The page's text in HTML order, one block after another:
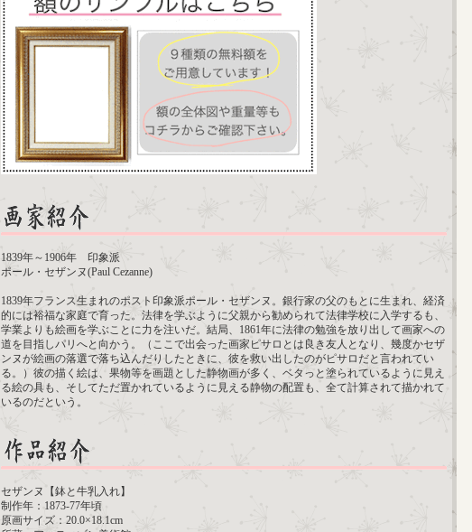
1839年～1906年 印象派
ポール・セザンヌ(Paul Cezanne)
1839年フランス生まれのポスト印象派ポール・セザンヌ。銀行家の父のもとに生まれ、経済
的には裕福な家庭で育った。法律を学ぶように父親から勧められて法律学校に入学するも、
学業よりも絵画を学ぶことに力を注いだ。結局、1861年に法律の勉強を放り出して画家への
道を目指しパリへと向かう。（ここで出会った画家ピサロとは良き友人となり、幾度かセザ
ンヌが絵画の落選で落ち込んだりしたときに、彼を救い出したのがピサロだと言われてい
る。）彼の描く絵は、果物等を画題とした静物画が多く、ベタっと塗られているように見え
る絵の具も、そしてただ置かれているように見える静物の配置も、全て計算されて描かれて
いるのだという。
セザンヌ【鉢と牛乳入れ】
制作年：1873-77年頃
原画サイズ：20.0×18.1cm